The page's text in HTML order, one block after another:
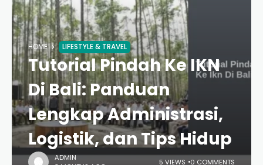
HOME LIFESTYLE & TRAVEL
Tutorial Pindah Ke IKN
Di Bali: Panduan
Lengkap Administrasi,
Logistik, dan Tips Hidup
ADMIN
5 VIEWS 0 COMMENTS